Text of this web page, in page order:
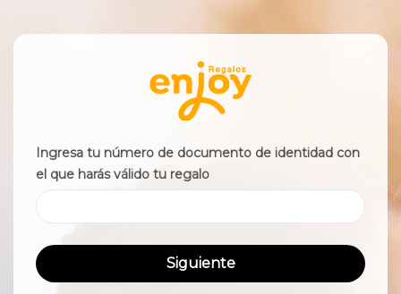
Ingresa tu número de documento de identidad con
el que harás válido tu regalo
Siguiente